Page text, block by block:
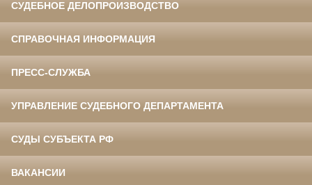
СУДЕБНОЕ ДЕЛОПРОИЗВОДСТВО
СПРАВОЧНАЯ ИНФОРМАЦИЯ
ПРЕСС-СЛУЖБА
УПРАВЛЕНИЕ СУДЕБНОГО ДЕПАРТАМЕНТА
СУДЫ СУБЪЕКТА РФ
ВАКАНСИИ